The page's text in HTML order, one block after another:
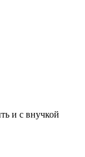
и с внучкой